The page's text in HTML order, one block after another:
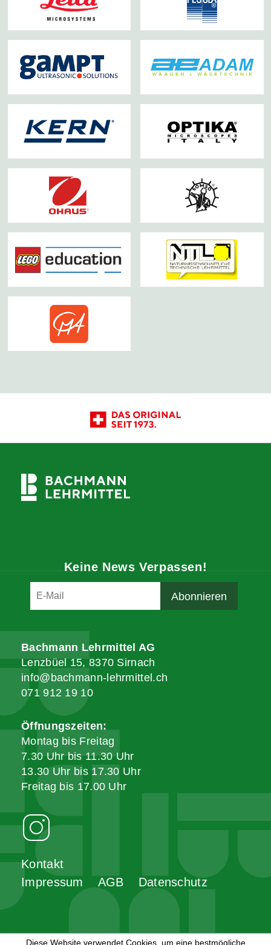
Keine News Verpassen!
Kontakt
Impressum
AGB Datenschutz
Bachmann Lehrmittel AG
Lenzbüel 15, 8370 Sirnach
info@bachmann-lehrmittel.ch
071 912 19 10
Öffnungszeiten:
Montag bis Freitag
7.30 Uhr bis 11.30 Uhr
13.30 Uhr bis 17.30 Uhr
Freitag bis 17.00 Uhr
Diese Website verwendet Cookies, um eine bestmögliche